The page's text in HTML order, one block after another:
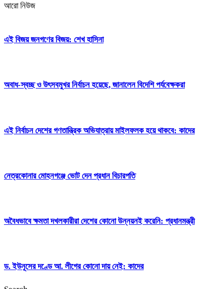
আরো নিউজ
এই বিজয় জনগণের বিজয়: শেখ হাসিনা
অবাধ-স্বচ্ছ ও উৎসবমুখর নির্বাচন হয়েছে, জানালেন বিদেশি পর্যবেক্ষকরা
এই নির্বাচন দেশের গণতান্ত্রিক অভিযাত্রায় মাইলফলক হয়ে থাকবে: কাদের
নেত্রকোনার মোহনগঞ্জে ভোট দেন প্রধান বিচারপতি
অবৈধভাবে ক্ষমতা দখলকারীরা দেশের কোনো উন্নয়নই করেনি: প্রধানমন্ত্রী
ড. ইউনূসের দণ্ডে আ. লীগের কোনো দায় নেই: কাদের